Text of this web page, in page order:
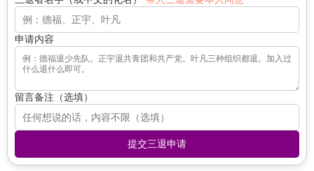
→ 用经济增长掩盖人权压迫、环境破坏和制度腐败。
“中国梦”
→ 伪装成全民梦想，实则服务于党国体制下的民族主义操控
和国际扩张。
“扫黑除恶、弘扬正气”
→ 表面打黑除恶，实则也用于打击异己、清除地方势力、加
强中央集权。
这些口号的共同特点是：
强拆暴力、封口封网，毫无底线地使用国家暴力机器对付自
己百姓，对待访民如对敌寇，对待异见者如敌特。
他们自称"母亲"，却一再残害自己的儿女，肆意蹂躏、监
禁、殴打、奴役，甚至在黑暗的秘密角落中进行活摘器官、
刑讯逼供、冤假错案，制造了无数家庭破碎、冤假错案血泪
斑斑的悲剧。
他们把法律当成统治的工具，把舆论当成操控的机器，把体
制当成牟利的平台，把中国变成一座只为极少数人服务的封
闭庄园。
入党不仅是政治选择，也是获取社会资源、升迁通道的必
由之路。
暴力机构私有化：将公安、武警、特警等国家暴力机关用
于镇压异见、维稳、打击"敌对势力"，服务于党的统治，
而非公民的正义。
虚构灾难，美化未来：
亡国"的恐慌，同时描绘"民族伟大复兴""中国梦"的乌托邦
景象。
残害生灵的事实：包括文革、六四、计划生育、打压维
2.为什么说共产党是邪灵？什么是抹兽记？
答：天地万物皆有灵，共产党也不例外，只不过它是一个邪
灵。中共在人间表现是一个邪恶组织，在天上的表现是红色
恶龙（赤龙），中共崇尚红色、嗜血好杀，正体现了其邪灵
本性。中共的百年红朝就是邪灵祸乱人间，毁灭人类道德良
知，欲将人带入万劫不复的地狱。
加入"中共的党团队"组织时都要举起右手发毒誓，甘愿为中
共而死。随着誓言的发出，在宣誓者的右手上或是额头就被
红色恶龙印上了一个兽记（体现另外空间的身体上）。能否
抹去兽印，将是人人都必须面临的生死选择，也是其还能否
道：“忍是提高心性的关键。气恨、委屈、含泪而忍是常人
执著于顾虑心之忍，根本就不产生气恨，不觉委屈才是修炼
者之忍。”
4. 法轮功与普通气功有何不同？
答：法轮功的核心特色是“重德修心”，超越了单纯的健身气
功。普通气功多以健身或治病为目的，而法轮功重视道德修
养。学员以“真、善、忍”为指导提高道德境界，这是其他气
功没有的要求。许多修炼者反映，修炼后在家庭、工作、待
对法轮功学员，因为只有具备犯罪四要件的事实才能称
为“犯罪事实”。
从《刑法》第三百条犯罪构成四要素来看，法轮功学员按照
真、善、忍要求自己做一个好人，不存在任何犯罪的主观故
意（主观方面）；没有破坏任何一部法律法规的实施（没有
犯罪客体）；也没有任何社会危害性（客观方面）。也就是
说，不符合犯罪的构成要件，“犯罪事实”根本就不存在。
再从《刑法》第300条要保护的客体：即“国家法律、行政法
规的实施”角度讲，本罪的犯罪主体必须是破坏了法律、行
政法规的实施。法轮功学员的行为没有违反哪部具体的法律
申请内容
留言备注（选填）
提交三退申请